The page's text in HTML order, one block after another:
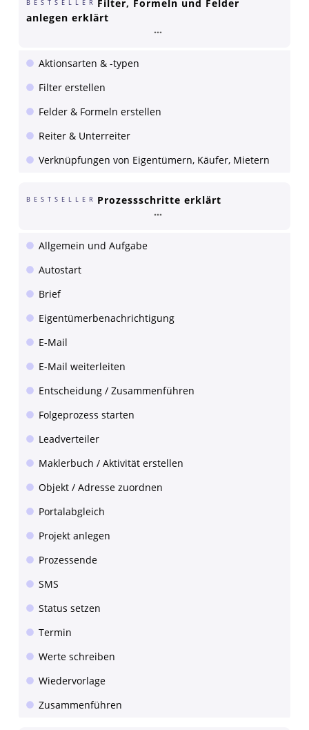
BESTSELLER Filter, Formeln und Felder
anlegen erklärt
Aktionsarten & -typen
Filter erstellen
Felder & Formeln erstellen
Reiter & Unterreiter
Verknüpfungen von Eigentümern, Käufer, Mietern
BESTSELLER Prozessschritte erklärt
Allgemein und Aufgabe
Autostart
Brief
Eigentümerbenachrichtigung
E-Mail
E-Mail weiterleiten
Entscheidung / Zusammenführen
Folgeprozess starten
Leadverteiler
Maklerbuch / Aktivität erstellen
Objekt / Adresse zuordnen
Portalabgleich
Projekt anlegen
Prozessende
SMS
Status setzen
Termin
Werte schreiben
Wiedervorlage
Zusammenführen